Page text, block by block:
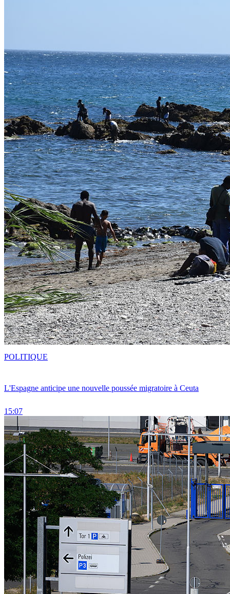
L'Espagne anticipe une nouvelle poussée migratoire à Ceuta
15:07
POLITIQUE